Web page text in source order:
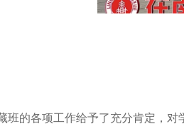
班的各项工作给予了充分肯定，